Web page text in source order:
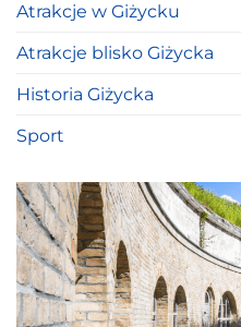
Atrakcje w Giżycku
Atrakcje blisko Giżycka
Historia Giżycka
Sport